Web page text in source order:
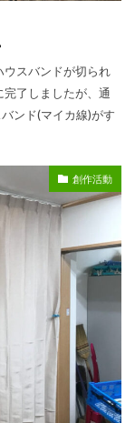
ウスバンドが切られ
了しましたが、通
ンド(マイカ線)がす
創作活動